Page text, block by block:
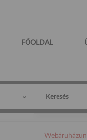
FŐOLDAL
Keresés